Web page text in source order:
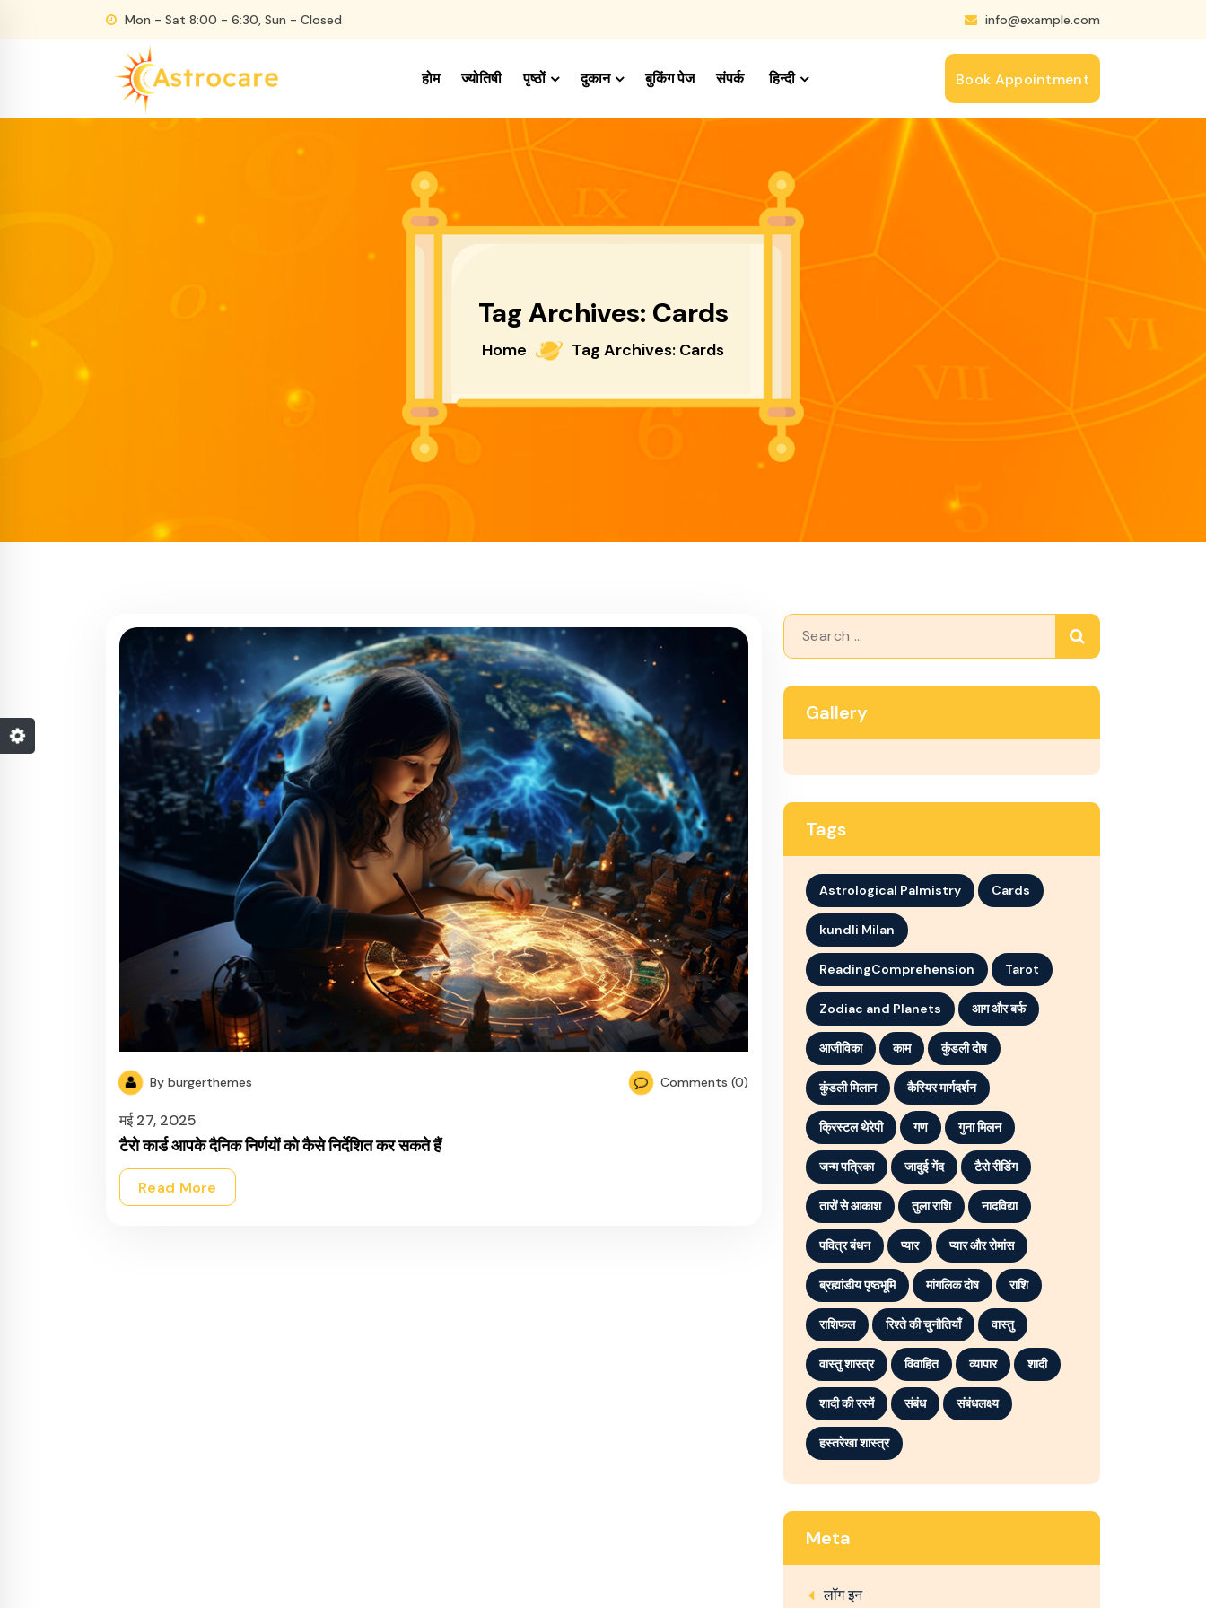
Mon - Sat 8:00 - 6:30, Sun - Closed info@example.com
होम ज्योतिषी पृष्ठों दुकान बुकिंग पेज संपर्क हिन्दी Book Appointment
Tag Archives: Cards
Home Tag Archives: Cards
By burgerthemes Comments (0)
मई 27, 2025
टैरो कार्ड आपके दैनिक निर्णयों को कैसे निर्देशित कर सकते हैं
Read More
Search
for:
Gallery
Tags
Astrological Palmistry Cards
kundli Milan
ReadingComprehension Tarot
Zodiac and Planets आग और बर्फ
आजीविका काम कुंडली दोष
कुंडली मिलान कैरियर मार्गदर्शन
क्रिस्टल थेरेपी गण गुना मिलन
जन्म पत्रिका जादुई गेंद टैरो रीडिंग
तारों से आकाश तुला राशि नादविद्या
पवित्र बंधन प्यार प्यार और रोमांस
ब्रह्मांडीय पृष्ठभूमि मांगलिक दोष राशि
राशिफल रिश्ते की चुनौतियाँ वास्तु
वास्तु शास्त्र विवाहित व्यापार शादी
शादी की रस्में संबंध संबंधलक्ष्य
हस्तरेखा शास्त्र
Meta
लॉग इन